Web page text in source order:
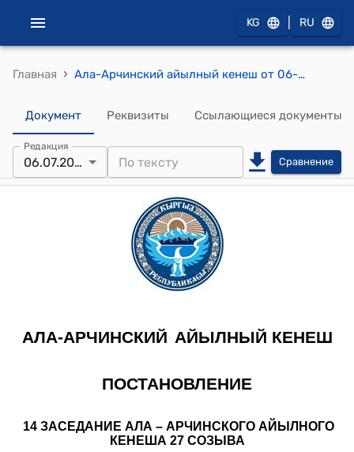
KG RU
Главная › Ала-Арчинский айылный кенеш от 06-июля 2018-года №65 Постановление "Бюджетное слушание на 2019-год"
Документ Реквизиты Ссылающиеся документы
Редакция
06.07.2018 Сравнение